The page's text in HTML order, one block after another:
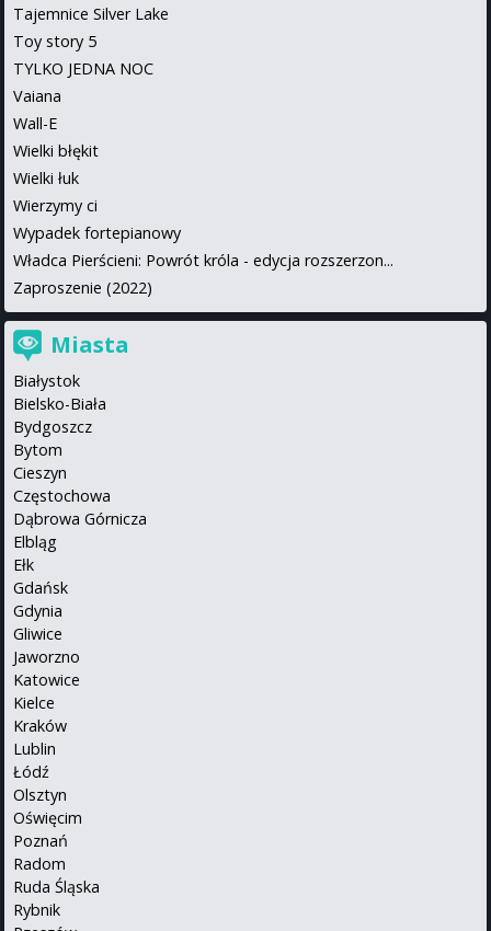
Tajemnice Silver Lake
Toy story 5
TYLKO JEDNA NOC
Vaiana
Wall-E
Wielki błękit
Wielki łuk
Wierzymy ci
Wypadek fortepianowy
Władca Pierścieni: Powrót króla - edycja rozszerzon...
Zaproszenie (2022)
Miasta
Białystok
Bielsko-Biała
Bydgoszcz
Bytom
Cieszyn
Częstochowa
Dąbrowa Górnicza
Elbląg
Ełk
Gdańsk
Gdynia
Gliwice
Jaworzno
Katowice
Kielce
Kraków
Lublin
Łódź
Olsztyn
Oświęcim
Poznań
Radom
Ruda Śląska
Rybnik